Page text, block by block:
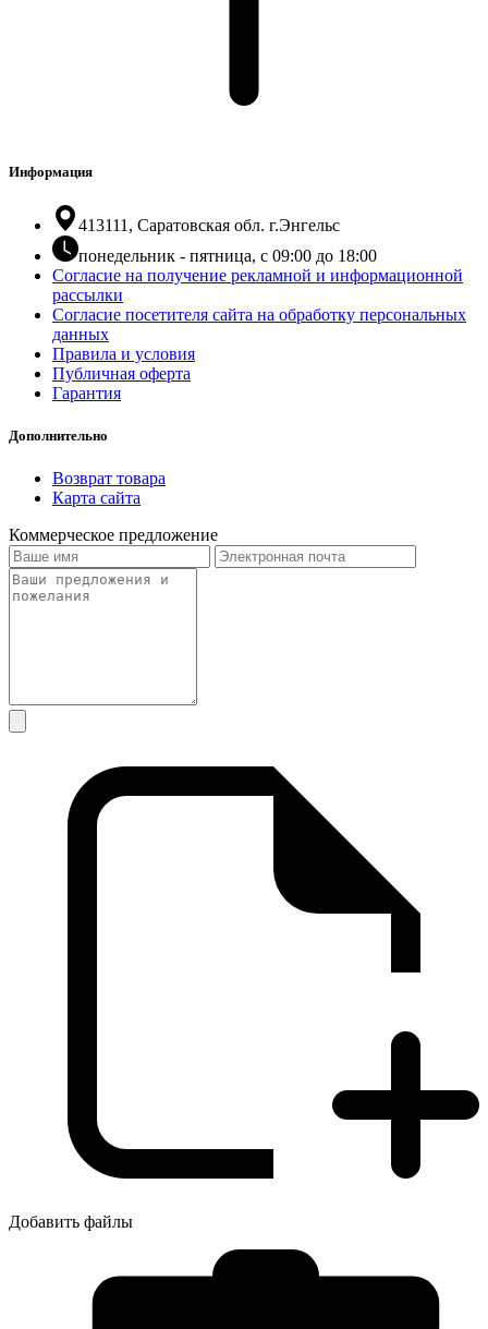
Информация
413111, Саратовская обл. г.Энгельс
понедельник - пятница, с 09:00 до 18:00
Согласие на получение рекламной и информационной
рассылки
Согласие посетителя сайта на обработку персональных
данных
Правила и условия
Публичная оферта
Гарантия
Дополнительно
Возврат товара
Карта сайта
Коммерческое предложение
Добавить файлы